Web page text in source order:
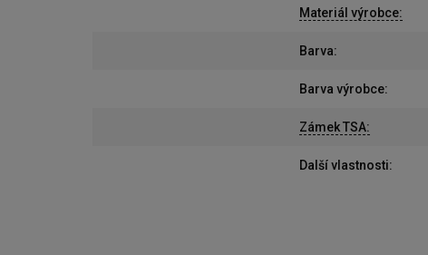
Materiál výrobce:
Barva:
Barva výrobce:
Zámek TSA:
Další vlastnosti: